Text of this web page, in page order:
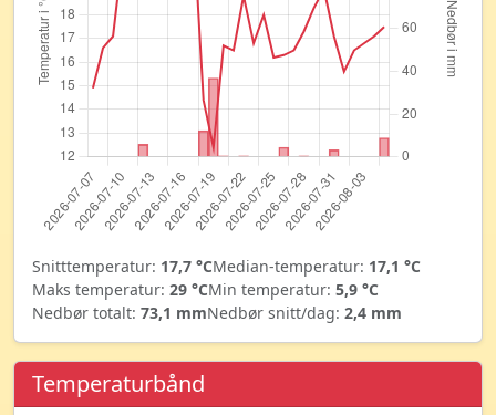
Snitttemperatur: 17,7 °CMedian-temperatur: 17,1 °C
Maks temperatur: 29 °CMin temperatur: 5,9 °C
Nedbør totalt: 73,1 mmNedbør snitt/dag: 2,4 mm
Temperaturbånd